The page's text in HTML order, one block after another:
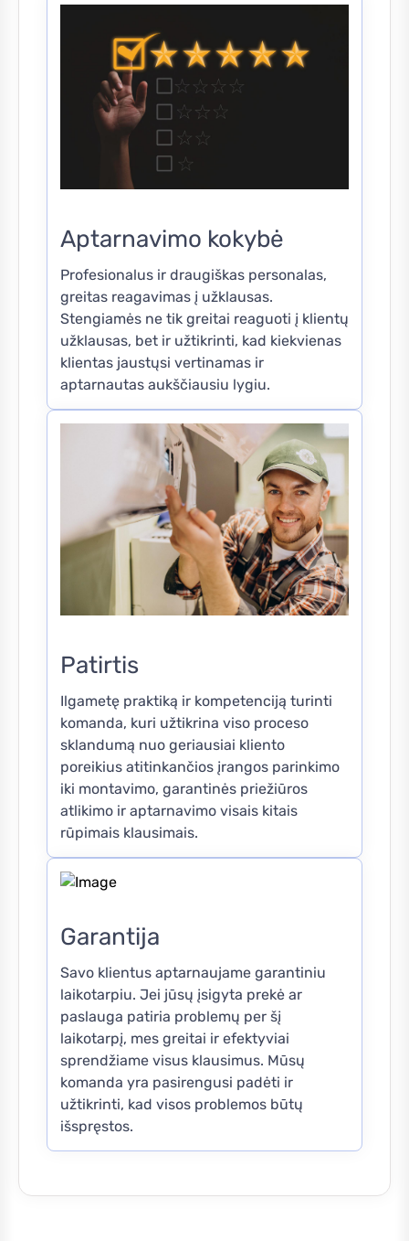
Aptarnavimo kokybė
Profesionalus ir draugiškas personalas,
greitas reagavimas į užklausas.
Stengiamės ne tik greitai reaguoti į klientų
užklausas, bet ir užtikrinti, kad kiekvienas
klientas jaustųsi vertinamas ir
aptarnautas aukščiausiu lygiu.
Patirtis
Ilgametę praktiką ir kompetenciją turinti
komanda, kuri užtikrina viso proceso
sklandumą nuo geriausiai kliento
poreikius atitinkančios įrangos parinkimo
iki montavimo, garantinės priežiūros
atlikimo ir aptarnavimo visais kitais
rūpimais klausimais.
Garantija
Savo klientus aptarnaujame garantiniu
laikotarpiu. Jei jūsų įsigyta prekė ar
paslauga patiria problemų per šį
laikotarpį, mes greitai ir efektyviai
sprendžiame visus klausimus. Mūsų
komanda yra pasirengusi padėti ir
užtikrinti, kad visos problemos būtų
išspręstos.